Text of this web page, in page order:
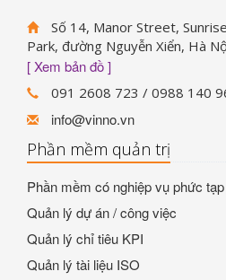
Số 14, Manor Street,
Park, đường Nguyễn Xiển, Hà
[ Xem bản đồ ]
091 2608 723 / 0988 140
info@vinno.vn
Phần mềm quản trị
Phần mềm có nghiệp vụ phức tạp
Quản lý dự án / công việc
Quản lý chỉ tiêu KPI
Quản lý tài liệu ISO